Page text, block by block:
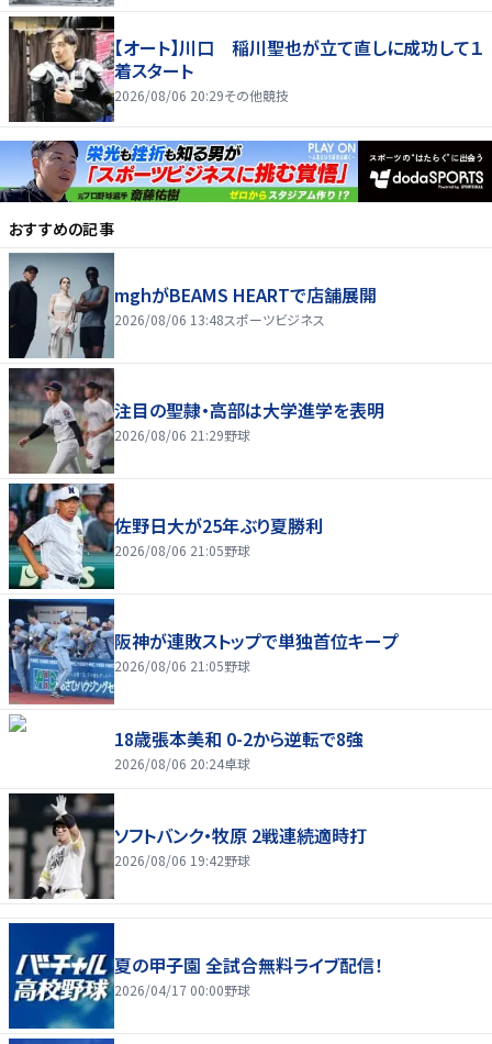
【オート】川口 稲川聖也が立て直しに成功して１
着スタート
2026/08/06 20:29その他競技
おすすめの記事
mghがBEAMS HEARTで店舗展開
2026/08/06 13:48スポーツビジネス
注目の聖隷・高部は大学進学を表明
2026/08/06 21:29野球
佐野日大が25年ぶり夏勝利
2026/08/06 21:05野球
阪神が連敗ストップで単独首位キープ
2026/08/06 21:05野球
18歳張本美和 0-2から逆転で8強
2026/08/06 20:24卓球
ソフトバンク・牧原 2戦連続適時打
2026/08/06 19:42野球
夏の甲子園 全試合無料ライブ配信！
2026/04/17 00:00野球